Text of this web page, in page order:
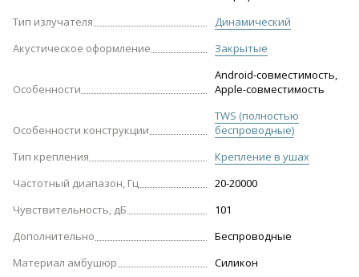
Тип излучателя
Динамический
Акустическое оформление
Закрытые
Особенности
Android-совместимость,
Apple-совместимость
Особенности конструкции
TWS (полностью
беспроводные)
Тип крепления
Крепление в ушах
Частотный диапазон, Гц
20-20000
Чувствительность, дБ
101
Дополнительно
Беспроводные
Материал амбушюр
Силикон